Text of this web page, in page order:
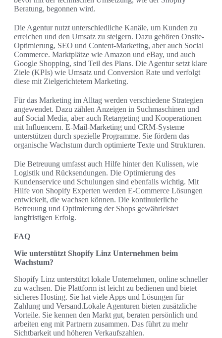
Beratung, begonnen wird.
Die Agentur nutzt unterschiedliche Kanäle, um Kunden zu
erreichen und den Umsatz zu steigern. Dazu gehören Onsite-
Optimierung, SEO und Content-Marketing, aber auch Social
Commerce. Marktplätze wie Amazon und eBay, und auch
Google Shopping, sind Teil des Plans. Die Agentur setzt klare
Ziele (KPIs) wie Umsatz und Conversion Rate und verfolgt
diese mit Zielgerichtetem Marketing.
Für das Marketing im Alltag werden verschiedene Strategien
angewendet. Dazu zählen Anzeigen in Suchmaschinen und
auf Social Media, aber auch Retargeting und Kooperationen
mit Influencern. E-Mail-Marketing und CRM-Systeme
unterstützen durch spezielle Programme. Sie fördern das
organische Wachstum durch optimierte Texte und Strukturen.
Die Betreuung umfasst auch Hilfe hinter den Kulissen, wie
Logistik und Rücksendungen. Die Optimierung des
Kundenservice und Schulungen sind ebenfalls wichtig. Mit
Hilfe von Shopify Experten werden E-Commerce Lösungen
entwickelt, die wachsen können. Die kontinuierliche
Betreuung und Optimierung der Shops gewährleistet
langfristigen Erfolg.
FAQ
Wie unterstützt Shopify Linz Unternehmen beim
Wachstum?
Shopify Linz unterstützt lokale Unternehmen, online schneller
zu wachsen. Die Plattform ist leicht zu bedienen und bietet
sicheres Hosting. Sie hat viele Apps und Lösungen für
Zahlung und Versand.Lokale Agenturen bieten zusätzliche
Vorteile. Sie kennen den Markt gut, beraten persönlich und
arbeiten eng mit Partnern zusammen. Das führt zu mehr
Sichtbarkeit und höheren Verkaufszahlen.